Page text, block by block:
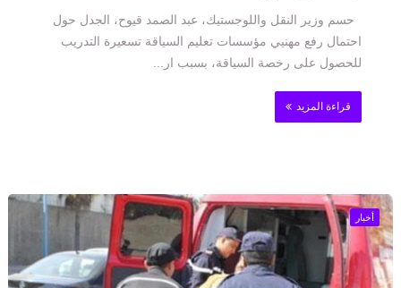
حسم وزير النقل واللوجستيك، عبد الصمد قيوح، الجدل حول
احتمال رفع مهنيي مؤسسات تعليم السياقة تسعيرة التدريب
للحصول على رخصة السياقة، بسبب ار...
قراءة المزيد
أخبار